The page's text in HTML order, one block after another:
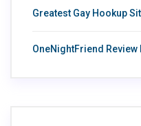
Greatest Gay Hookup
OneNightFriend Review